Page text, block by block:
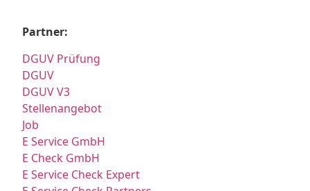
Partner:
DGUV Prüfung
DGUV
DGUV V3
Stellenangebot
Job
E Service GmbH
E Check GmbH
E Service Check Expert